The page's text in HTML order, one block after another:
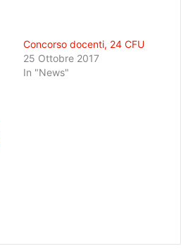
Concorso docenti, 24 CFU
25 Ottobre 2017
In "News"